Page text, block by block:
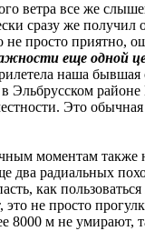
ветра все же
сразу же получил
просто приятно,
еще одной
наша
Это
моментам
два радиальных
как
не просто
8000 м не